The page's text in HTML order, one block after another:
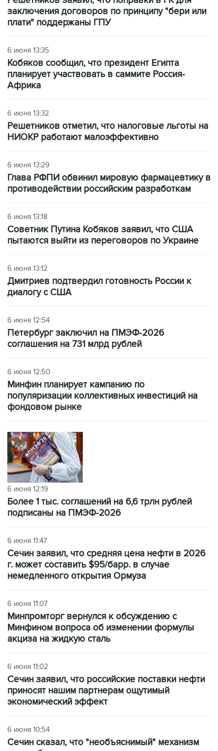
заключения договоров по принципу "бери или
плати" поддержаны ГПУ
6 июня 13:35
Кобяков сообщил, что президент Египта
планирует участвовать в саммите Россия-
Африка
6 июня 13:32
Решетников отметил, что налоговые льготы на
НИОКР работают малоэффективно
6 июня 13:29
Глава РФПИ обвинил мировую фармацевтику в
противодействии российским разработкам
6 июня 13:18
Советник Путина Кобяков заявил, что США
пытаются выйти из переговоров по Украине
6 июня 13:12
Дмитриев подтвердил готовность России к
диалогу с США
6 июня 12:54
Петербург заключил на ПМЭФ-2026
соглашения на 731 млрд рублей
6 июня 12:50
Минфин планирует кампанию по
популяризации коллективных инвестиций на
фондовом рынке
6 июня 12:19
Более 1 тыс. соглашений на 6,6 трлн рублей
подписаны на ПМЭФ-2026
6 июня 11:47
Сечин заявил, что средняя цена нефти в 2026
г. может составить $95/барр. в случае
немедленного открытия Ормуза
6 июня 11:07
Минпромторг вернулся к обсуждению с
Минфином вопроса об изменении формулы
акциза на жидкую сталь
6 июня 11:02
Сечин заявил, что российские поставки нефти
приносят нашим партнерам ощутимый
экономический эффект
6 июня 10:54
Сечин сказал, что "необъяснимый" механизм